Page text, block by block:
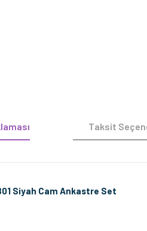
Taksit
Siyah Cam Ankastre Set